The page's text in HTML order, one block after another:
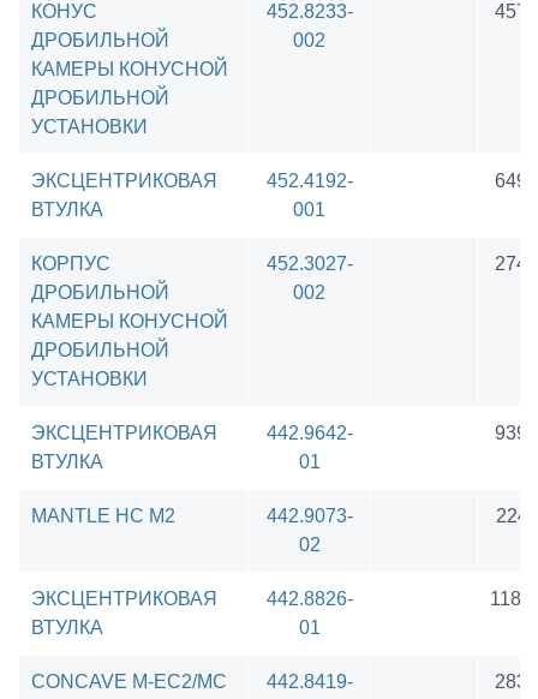
КОНУС
ДРОБИЛЬНОЙ
КАМЕРЫ КОНУСНОЙ
ДРОБИЛЬНОЙ
УСТАНОВКИ
452.8233-
002
ЭКСЦЕНТРИКОВАЯ
ВТУЛКА
452.4192-
001
КОРПУС
ДРОБИЛЬНОЙ
КАМЕРЫ КОНУСНОЙ
ДРОБИЛЬНОЙ
УСТАНОВКИ
452.3027-
002
ЭКСЦЕНТРИКОВАЯ
ВТУЛКА
442.9642-
01
MANTLE HC M2
442.9073-
02
ЭКСЦЕНТРИКОВАЯ
ВТУЛКА
442.8826-
01
CONCAVE M-EC2/MC
442.8419-